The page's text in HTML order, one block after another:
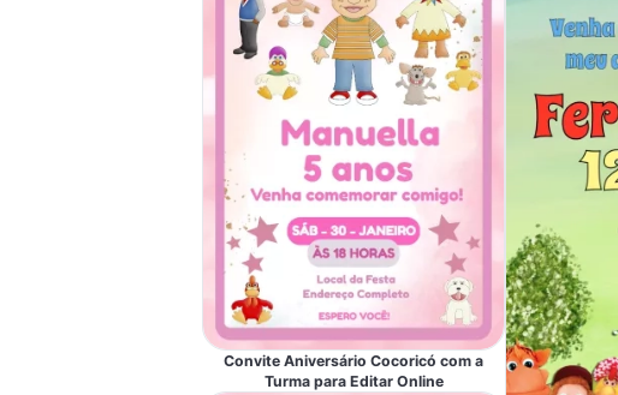
Convite Aniversário Cocoricó com a
Turma para Editar Online